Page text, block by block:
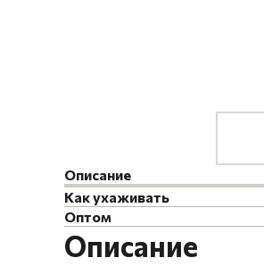
Описание
Как ухаживать
Оптом
Описание